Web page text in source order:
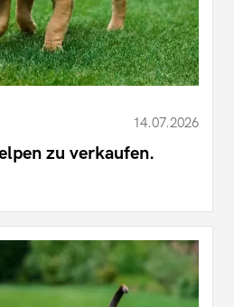
14.07.2026
zu verkaufen.